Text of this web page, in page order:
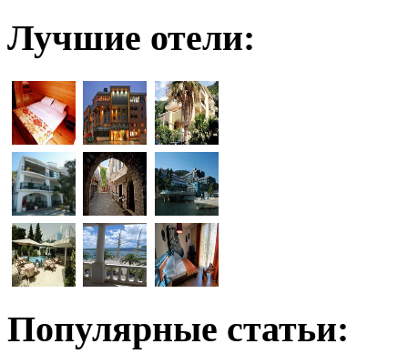
Лучшие отели:
Популярные статьи: